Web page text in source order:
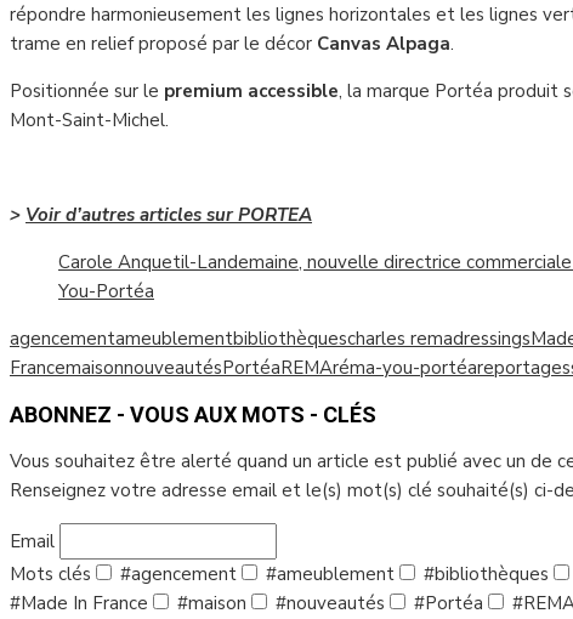
répondre harmonieusement les lignes horizontales et les lignes
trame en relief proposé par le décor Canvas Alpaga.
Positionnée sur le premium accessible, la marque Portéa produit
Mont-Saint-Michel.
> Voir d’autres articles sur PORTEA
Carole Anquetil-Landemaine, nouvelle directrice
You-Portéa
agencementameublementbibliothèquescharles remadressings
FrancemaisonnouveautésPortéaREMAréma-you-portéareportages
ABONNEZ - VOUS AUX MOTS - CLÉS
Vous souhaitez être alerté quand un article est publié avec un de
Renseignez votre adresse email et le(s) mot(s) clé souhaité(s) ci-
Email
Mots clés
#agencement #ameublement #bibliothèques
#Made In France
#maison #nouveautés #Portéa